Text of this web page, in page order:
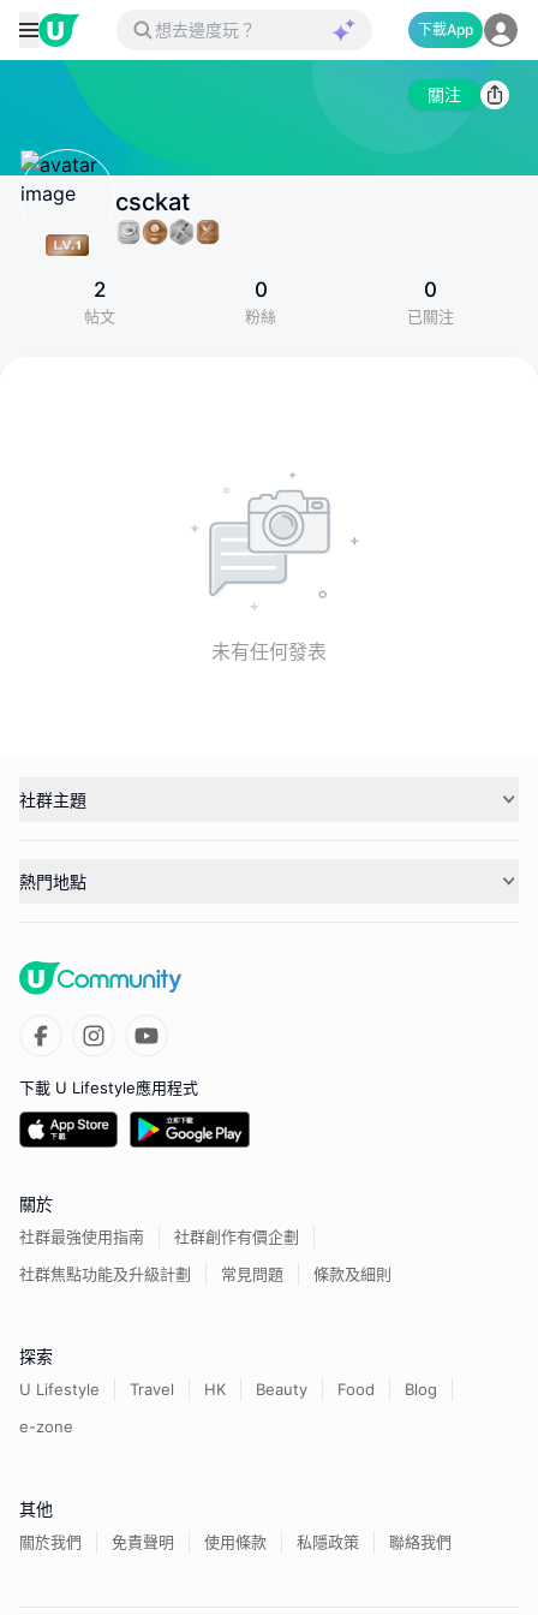
下載App
關注
csckat
2
帖文
0
粉絲
0
已關注
未有任何發表
社群主題
熱門地點
下載 U Lifestyle應用程式
關於
社群最強使用指南
社群創作有價企劃
社群焦點功能及升級計劃
常見問題 條款及細則
探索
U Lifestyle Travel HK Beauty Food
Blog
e-zone
其他
關於我們 免責聲明 使用條款 私隱政策 聯絡我們